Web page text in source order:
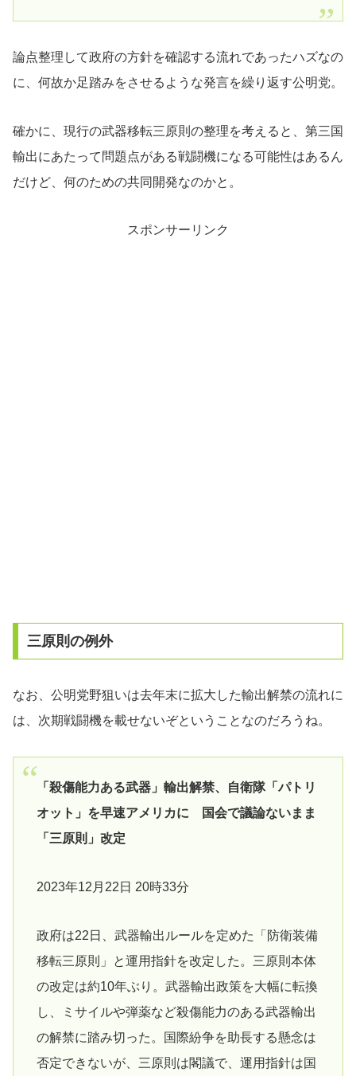
論点整理して政府の方針を確認する流れであったハズなの
に、何故か足踏みをさせるような発言を繰り返す公明党。
確かに、現行の武器移転三原則の整理を考えると、第三国
輸出にあたって問題点がある戦闘機になる可能性はあるん
だけど、何のための共同開発なのかと。
スポンサーリンク
三原則の例外
なお、公明党野狙いは去年末に拡大した輸出解禁の流れに
は、次期戦闘機を載せないぞということなのだろうね。
「殺傷能力ある武器」輸出解禁、自衛隊「パトリ
オット」を早速アメリカに 国会で議論ないまま
「三原則」改定
2023年12月22日 20時33分
政府は22日、武器輸出ルールを定めた「防衛装備
移転三原則」と運用指針を改定した。三原則本体
の改定は約10年ぶり。武器輸出政策を大幅に転換
し、ミサイルや弾薬など殺傷能力のある武器輸出
の解禁に踏み切った。国際紛争を助長する懸念は
否定できないが、三原則は閣議で、運用指針は国